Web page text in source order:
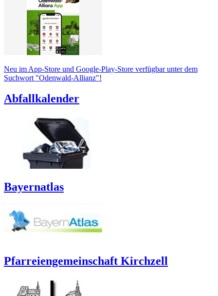
Neu im App-Store und Google-Play-Store verfügbar unter dem
Suchwort "Odenwald-Allianz"!
Abfallkalender
Bayernatlas
Pfarreiengemeinschaft Kirchzell